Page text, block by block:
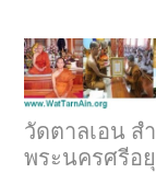
วัดตาลเอน
พระนครศรีอ